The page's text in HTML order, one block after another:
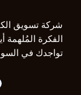
شركة تسويق
الفكرة المُلهمة
تواجدك في